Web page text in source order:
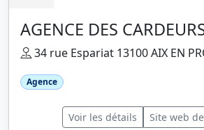
AGENCE DES
34 rue Espariat 13100 AIX EN
Agence
Voir les détails Site web